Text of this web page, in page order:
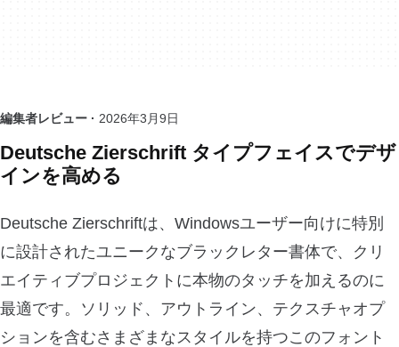
編集者レビュー · 2026年3月9日
Deutsche Zierschrift タイプフェイスでデザ
インを高める
Deutsche Zierschriftは、Windowsユーザー向けに特別
に設計されたユニークなブラックレター書体で、クリ
エイティブプロジェクトに本物のタッチを加えるのに
最適です。ソリッド、アウトライン、テクスチャオプ
ションを含むさまざまなスタイルを持つこのフォント